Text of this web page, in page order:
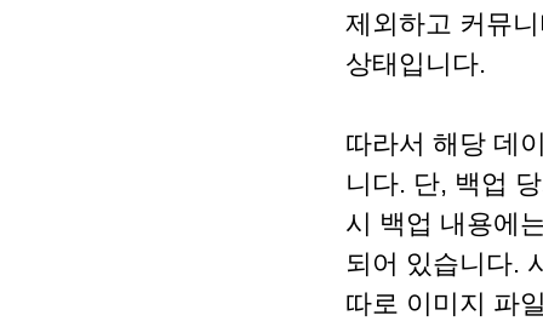
제외하고 커뮤
상태입니다.
따라서 해당 데
니다. 단, 백업
시 백업 내용에
되어 있습니다.
따로 이미지 파